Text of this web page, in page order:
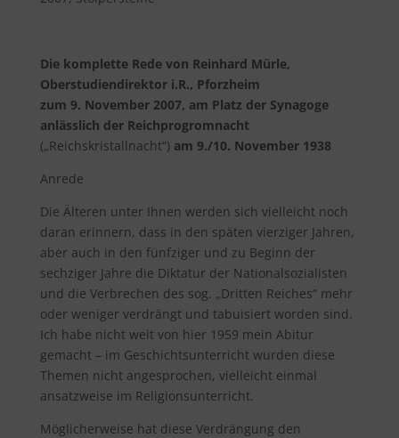
Die komplette Rede von Reinhard Mürle,
Oberstudiendirektor i.R., Pforzheim
zum 9. November 2007, am Platz der Synagoge
anlässlich der Reichprogromnacht
(„Reichskristallnacht“) am 9./10. November 1938
Anrede
Die Älteren unter Ihnen werden sich vielleicht noch
daran erinnern, dass in den späten vierziger Jahren,
aber auch in den fünfziger und zu Beginn der
sechziger Jahre die Diktatur der Nationalsozialisten
und die Verbrechen des sog. „Dritten Reiches“ mehr
oder weniger verdrängt und tabuisiert worden sind.
Ich habe nicht weit von hier 1959 mein Abitur
gemacht – im Geschichtsunterricht wurden diese
Themen nicht angesprochen, vielleicht einmal
ansatzweise im Religionsunterricht.
Möglicherweise hat diese Verdrängung den